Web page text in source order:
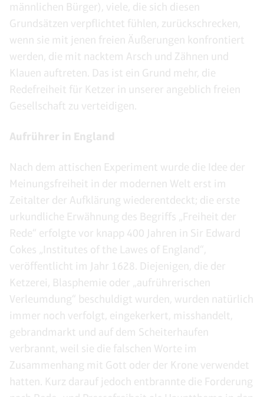
männlichen Bürger), viele, die sich diesen
Grundsätzen verpflichtet fühlen, zurückschrecken,
wenn sie mit jenen freien Äußerungen konfrontiert
werden, die mit nacktem Arsch und Zähnen und
Klauen auftreten. Das ist ein Grund mehr, die
Redefreiheit für Ketzer in unserer angeblich freien
Gesellschaft zu verteidigen.
Aufrührer in England
Nach dem attischen Experiment wurde die Idee der
Meinungsfreiheit in der modernen Welt erst im
Zeitalter der Aufklärung wiederentdeckt; die erste
urkundliche Erwähnung des Begriffs „Freiheit der
Rede“ erfolgte vor knapp 400 Jahren in Sir Edward
Cokes „Institutes of the Lawes of England“,
veröffentlicht im Jahr 1628. Diejenigen, die der
Ketzerei, Blasphemie oder „aufrührerischen
Verleumdung“ beschuldigt wurden, wurden natürlich
immer noch verfolgt, eingekerkert, misshandelt,
gebrandmarkt und auf dem Scheiterhaufen
verbrannt, weil sie die falschen Worte im
Zusammenhang mit Gott oder der Krone verwendet
hatten. Kurz darauf jedoch entbrannte die Forderung